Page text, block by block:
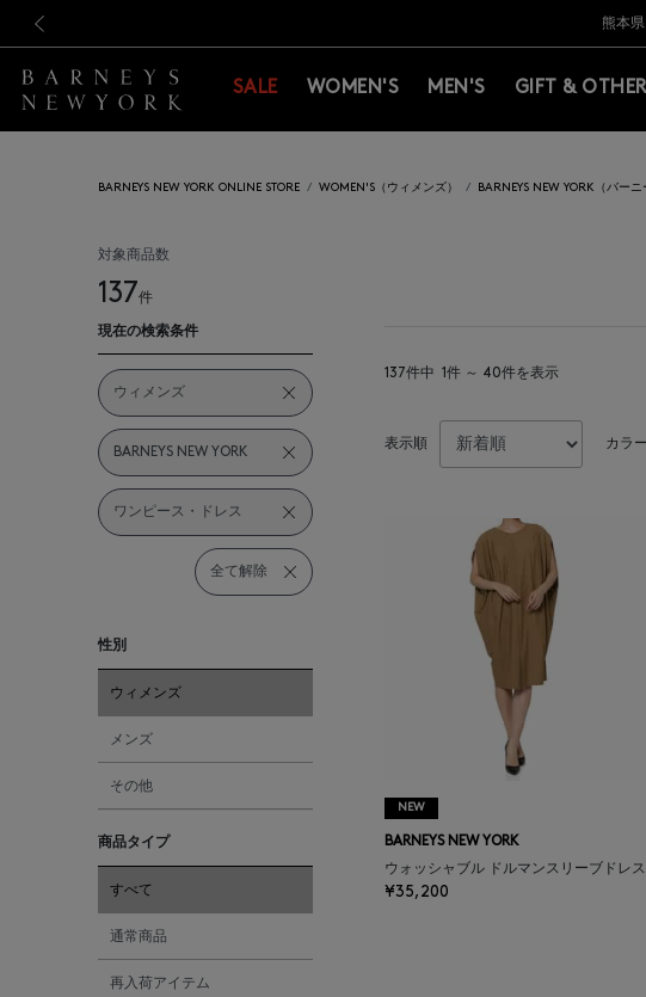
新規登録のお客様も対象！＜MY BARNEYS
【夏季休
熊本
新規登録のお客様も対象！＜MY BARNEYS
【夏季休
SALE WOMEN'S MEN'S GIFT &
BARNEYS NEW YORK ONLINE STORE WOMEN'S（ウィメンズ） BARNEYS NEW YORK（バー
対象商品数
137件
現在の検索条件
ウィメンズ
BARNEYS NEW YORK
ワンピース・ドレス
全て解除
性別
ウィメンズ
メンズ
その他
商品タイプ
すべて
通常商品
再入荷アイテム
137件中 1件 ～ 40件を表示
表示順 カラー
NEW
BARNEYS NEW YORK
ウォッシャブル ドルマンスリーブドレス
¥35,200